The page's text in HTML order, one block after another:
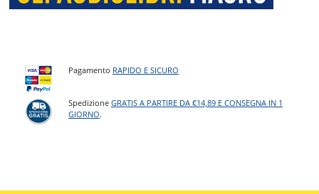
Pagamento RAPIDO E SICURO
SpedizioneGRATIS A PARTIRE DA €14,89 E CONSEGNA IN 1
GIORNO.